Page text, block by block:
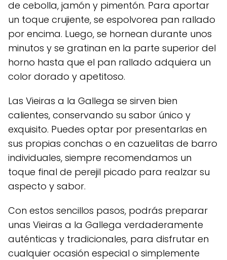
de cebolla, jamón y pimentón. Para aportar
un toque crujiente, se espolvorea pan rallado
por encima. Luego, se hornean durante unos
minutos y se gratinan en la parte superior del
horno hasta que el pan rallado adquiera un
color dorado y apetitoso.
Las Vieiras a la Gallega se sirven bien
calientes, conservando su sabor único y
exquisito. Puedes optar por presentarlas en
sus propias conchas o en cazuelitas de barro
individuales, siempre recomendamos un
toque final de perejil picado para realzar su
aspecto y sabor.
Con estos sencillos pasos, podrás preparar
unas Vieiras a la Gallega verdaderamente
auténticas y tradicionales, para disfrutar en
cualquier ocasión especial o simplemente